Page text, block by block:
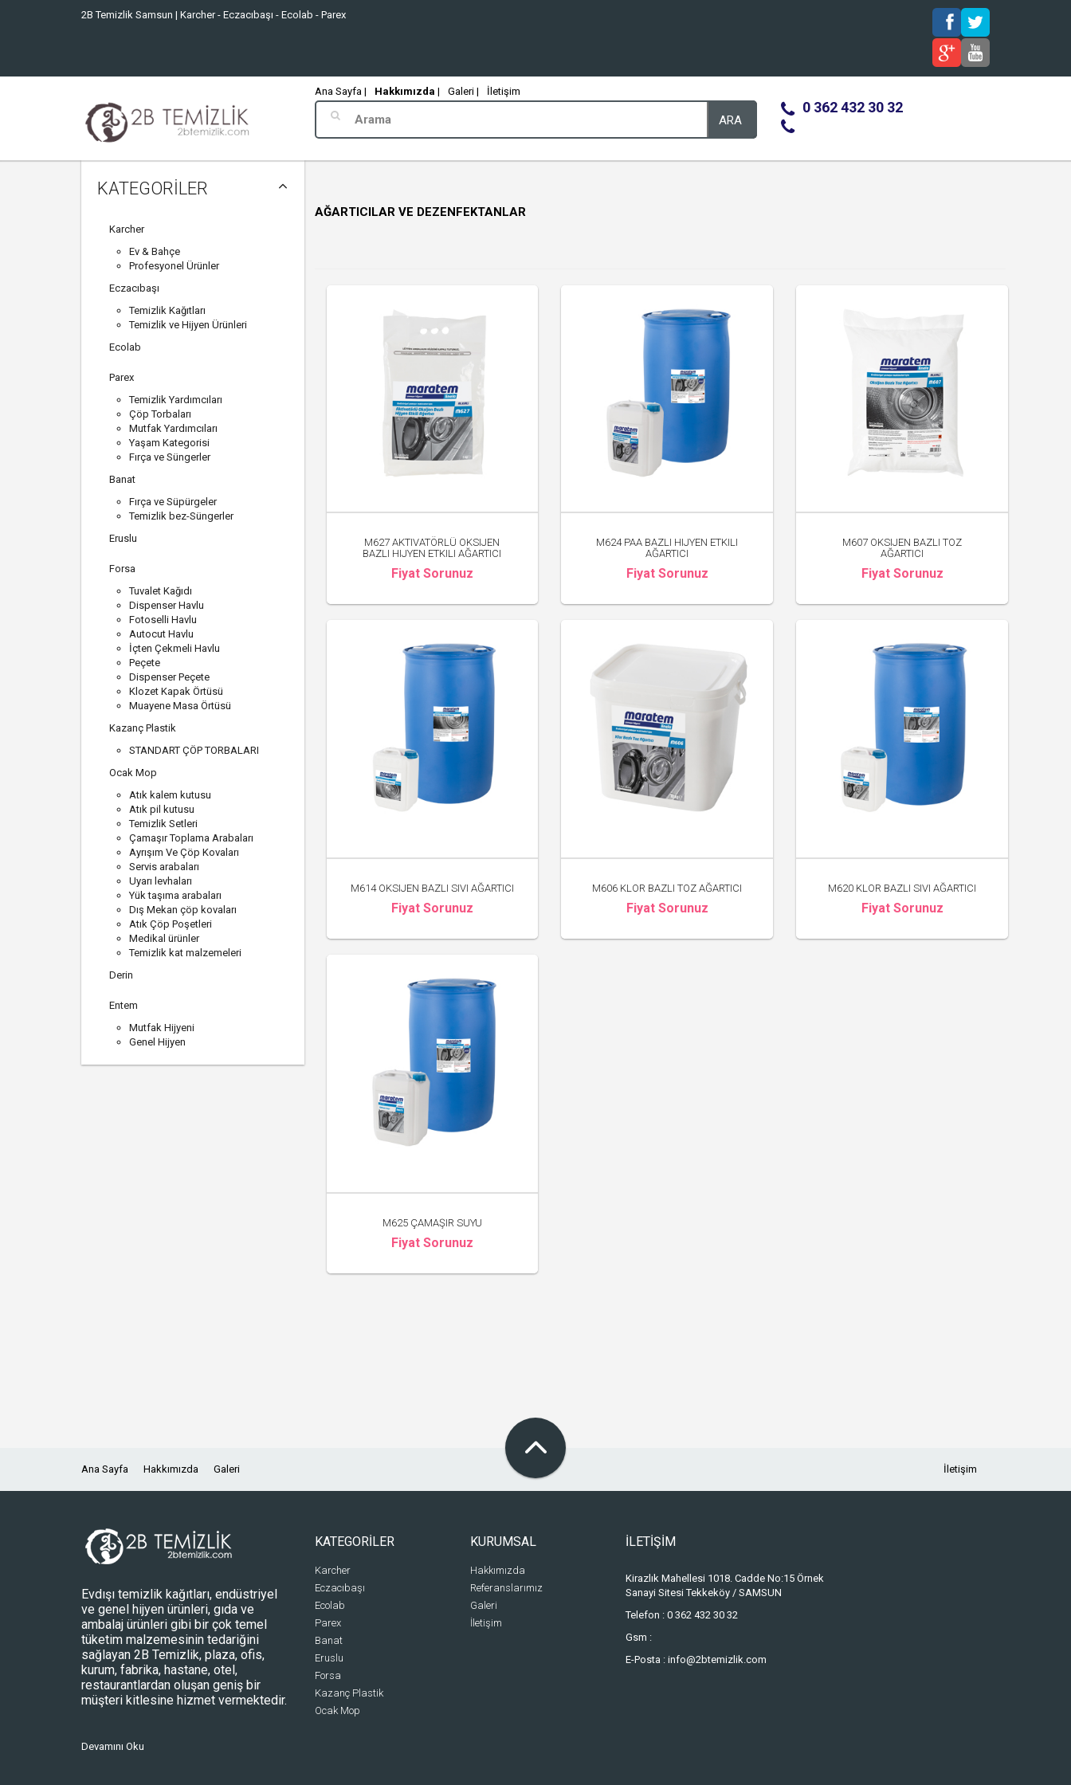
2B Temizlik Samsun | Karcher - Eczacıbaşı - Ecolab - Parex
Ana Sayfa | Hakkımızda | Galeri | İletişim
ARA
0 362 432 30 32
KATEGORİLER
Karcher
Ev & Bahçe
Profesyonel Ürünler
Eczacıbaşı
Temizlik Kağıtları
Temizlik ve Hijyen Ürünleri
Ecolab
Parex
Temizlik Yardımcıları
Çöp Torbaları
Mutfak Yardımcıları
Yaşam Kategorisi
Fırça ve Süngerler
Banat
Fırça ve Süpürgeler
Temizlik bez-Süngerler
Eruslu
Forsa
Tuvalet Kağıdı
Dispenser Havlu
Fotoselli Havlu
Autocut Havlu
İçten Çekmeli Havlu
Peçete
Dispenser Peçete
Klozet Kapak Örtüsü
Muayene Masa Örtüsü
Kazanç Plastik
STANDART ÇÖP TORBALARI
Ocak Mop
Atık kalem kutusu
Atık pil kutusu
Temizlik Setleri
Çamaşır Toplama Arabaları
Ayrışım Ve Çöp Kovaları
Servis arabaları
Uyarı levhaları
Yük taşıma arabaları
Dış Mekan çöp kovaları
Atık Çöp Poşetleri
Medikal ürünler
Temizlik kat malzemeleri
Derin
Entem
Mutfak Hijyeni
Genel Hijyen
AĞARTICILAR VE DEZENFEKTANLAR
M627 AKTIVATÖRLÜ OKSIJEN
BAZLI HIJYEN ETKILI AĞARTICI
Fiyat Sorunuz
M624 PAA BAZLI HIJYEN ETKILI
AĞARTICI
Fiyat Sorunuz
M607 OKSIJEN BAZLI TOZ
AĞARTICI
Fiyat Sorunuz
M614 OKSIJEN BAZLI SIVI AĞARTICI
Fiyat Sorunuz
M606 KLOR BAZLI TOZ AĞARTICI
Fiyat Sorunuz
M620 KLOR BAZLI SIVI AĞARTICI
Fiyat Sorunuz
M625 ÇAMAŞIR SUYU
Fiyat Sorunuz
Ana Sayfa Hakkımızda Galeri İletişim
Evdışı temizlik kağıtları, endüstriyel
ve genel hijyen ürünleri, gıda ve
ambalaj ürünleri gibi bir çok temel
tüketim malzemesinin tedariğini
sağlayan 2B Temizlik, plaza, ofis,
kurum, fabrika, hastane, otel,
restaurantlardan oluşan geniş bir
müşteri kitlesine hizmet vermektedir.
Devamını Oku
KATEGORİLER
Karcher
Eczacıbaşı
Ecolab
Parex
Banat
Eruslu
Forsa
Kazanç Plastik
Ocak Mop
KURUMSAL
Hakkımızda
Referanslarımız
Galeri
İletişim
İLETİŞİM
Kirazlık Mahellesi 1018. Cadde No:15 Örnek
Sanayi Sitesi Tekkeköy / SAMSUN
Telefon : 0 362 432 30 32
Gsm :
E-Posta : info@2btemizlik.com